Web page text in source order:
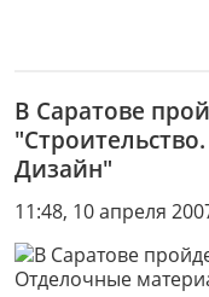
В Саратове
Дизайн"
11:48, 10 апреля